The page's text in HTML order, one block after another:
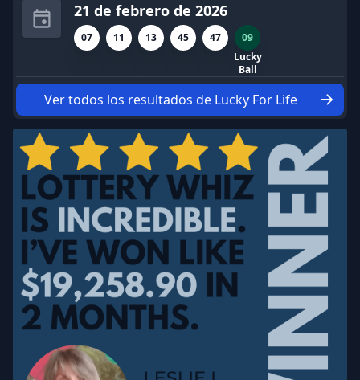
21 de febrero de 2026
07 11 13 45
47
Lucky
Ball
09
Ver todos los resultados de Lucky For Life